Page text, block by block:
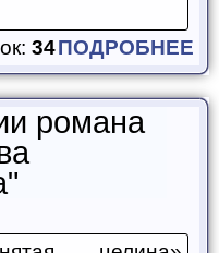
34ПОДРОБНЕЕ
романа